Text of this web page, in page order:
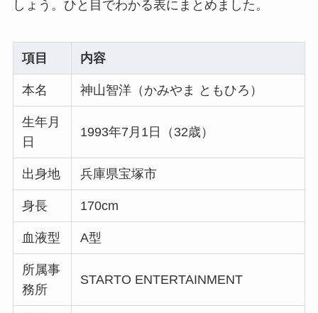
しょう。ひと目でわかる表にまとめました。
項目 内容
本名 神山智洋（かみやま ともひろ）
生年月
日
1993年7月1日（32歳）
出身地 兵庫県宝塚市
身長 170cm
血液型 A型
所属事
務所
STARTO ENTERTAINMENT